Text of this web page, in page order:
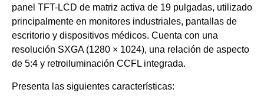
panel TFT-LCD de matriz activa de 19 pulgadas, utilizado
principalmente en monitores industriales, pantallas de
escritorio y dispositivos médicos. Cuenta con una
resolución SXGA (1280 × 1024), una relación de aspecto
de 5:4 y retroiluminación CCFL integrada.
Presenta las siguientes características: